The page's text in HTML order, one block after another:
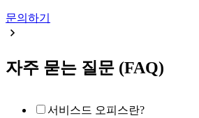
문의하기
자주 묻는 질문 (FAQ)
서비스드 오피스란?